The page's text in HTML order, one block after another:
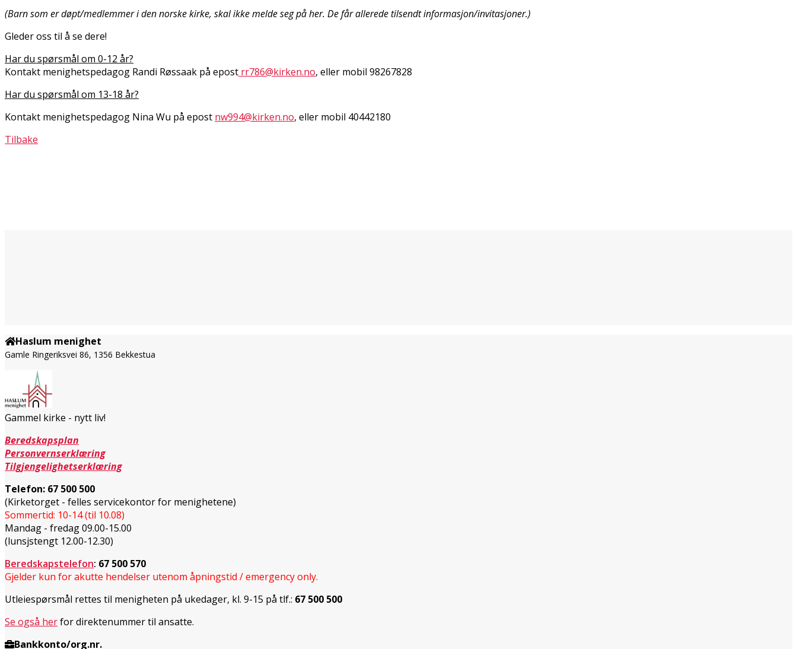
(Barn som er døpt/medlemmer i den norske kirke, skal ikke melde seg på her. De får allerede tilsendt informasjon/invitasjoner.)
Gleder oss til å se dere!
Har du spørsmål om 0-12 år?
Kontakt menighetspedagog Randi Røssaak på epost rr786@kirken.no, eller mobil 98267828
Har du spørsmål om 13-18 år?
Kontakt menighetspedagog Nina Wu på epost nw994@kirken.no, eller mobil 40442180
Tilbake
Haslum menighet
Gamle Ringeriksvei 86, 1356 Bekkestua
Gammel kirke - nytt liv!
Beredskapsplan
Personvernserklæring
Tilgjengelighetserklæring
Telefon: 67 500 500
(Kirketorget - felles servicekontor for menighetene)
Sommertid: 10-14 (til 10.08)
Mandag - fredag 09.00-15.00
(lunsjstengt 12.00-12.30)
Beredskapstelefon: 67 500 570
Gjelder kun for akutte hendelser utenom åpningstid / emergency only.
Utleiespørsmål rettes til menigheten på ukedager, kl. 9-15 på tlf.: 67 500 500
Se også herfor direktenummer til ansatte.
Bankkonto/org.nr.